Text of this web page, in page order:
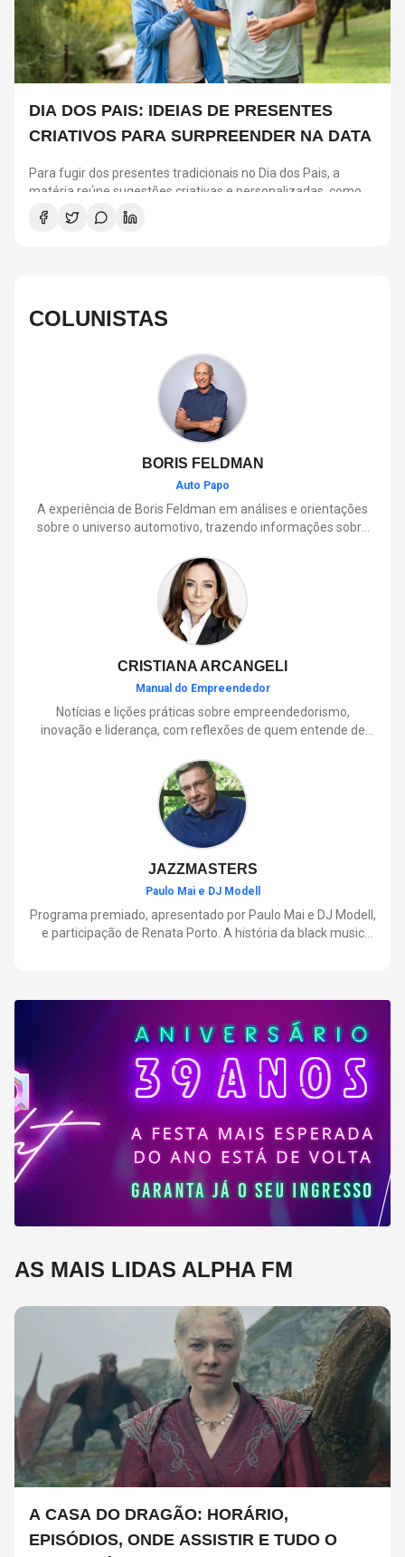
DIA DOS PAIS: IDEIAS DE PRESENTES
CRIATIVOS PARA SURPREENDER NA DATA
Para fugir dos presentes tradicionais no Dia dos Pais, a
matéria reúne sugestões criativas e personalizadas, como
vinis, cursos de gastronomia, assinaturas de café, ingressos
para shows, ensaios em família e experiências
COLUNISTAS
BORIS FELDMAN
Auto Papo
A experiência de Boris Feldman em análises e orientações
sobre o universo automotivo, trazendo informações sobre
que envolve o dia a dia dos motoristas.
CRISTIANA ARCANGELI
Manual do Empreendedor
Notícias e lições práticas sobre empreendedorismo,
inovação e liderança, com reflexões de quem entende de
JAZZMASTERS
Paulo Mai e DJ Modell
Programa premiado, apresentado por Paulo Mai e DJ Modell,
e participação de Renata Porto. A história da black music
AS MAIS LIDAS ALPHA FM
A CASA DO DRAGÃO: HORÁRIO,
EPISÓDIOS, ONDE ASSISTIR E TUDO O